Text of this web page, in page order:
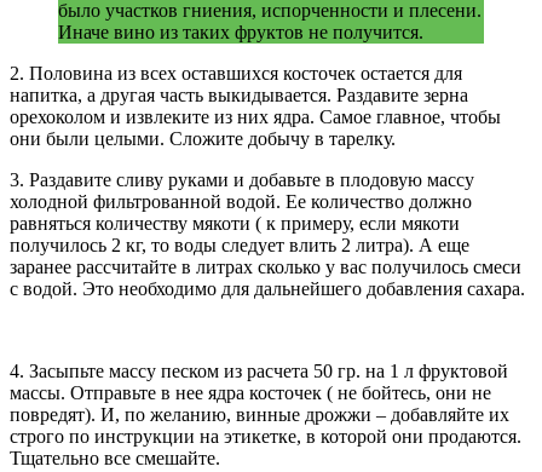
было участков гниения, испорченности и плесени.
Иначе вино из таких фруктов не получится.
2. Половина из всех оставшихся косточек остается для
напитка, а другая часть выкидывается. Раздавите зерна
орехоколом и извлеките из них ядра. Самое главное, чтобы
они были целыми. Сложите добычу в тарелку.
3. Раздавите сливу руками и добавьте в плодовую массу
холодной фильтрованной водой. Ее количество должно
равняться количеству мякоти ( к примеру, если мякоти
получилось 2 кг, то воды следует влить 2 литра). А еще
заранее рассчитайте в литрах сколько у вас получилось смеси
с водой. Это необходимо для дальнейшего добавления сахара.
4. Засыпьте массу песком из расчета 50 гр. на 1 л фруктовой
массы. Отправьте в нее ядра косточек ( не бойтесь, они не
повредят). И, по желанию, винные дрожжи – добавляйте их
строго по инструкции на этикетке, в которой они продаются.
Тщательно все смешайте.